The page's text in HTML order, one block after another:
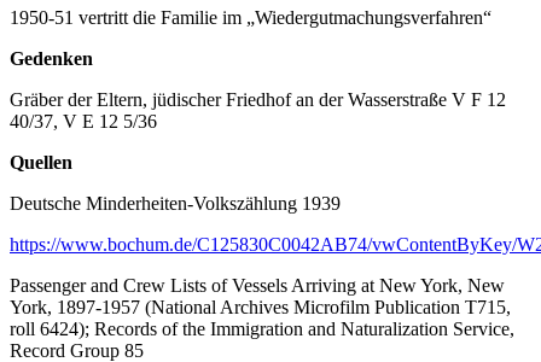
1950-51 vertritt die Familie im „Wiedergutmachungsverfahren“
Gedenken
Gräber der Eltern, jüdischer Friedhof an der Wasserstraße V F 12
40/37, V E 12 5/36
Quellen
Deutsche Minderheiten-Volkszählung 1939
https://www.bochum.de/C125830C0042AB74/vwContentByKey/
Passenger and Crew Lists of Vessels Arriving at New York, New
York, 1897-1957 (National Archives Microfilm Publication T715,
roll 6424); Records of the Immigration and Naturalization Service,
Record Group 85